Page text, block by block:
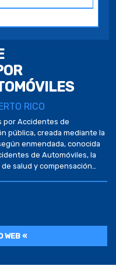
RICO
por Accidentes de
pública, creada mediante la
enmendada, conocida
de Automóviles, la
salud y compensación
WEB «